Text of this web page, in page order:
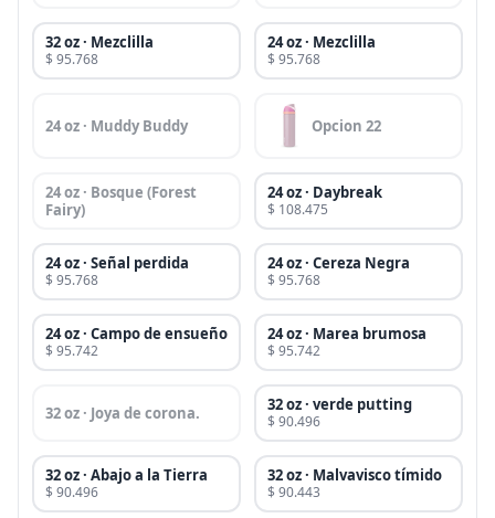
32 oz · Mezclilla
$ 95.768
24 oz · Mezclilla
$ 95.768
24 oz · Muddy Buddy Opcion 22
24 oz · Bosque (Forest
Fairy)
24 oz · Daybreak
$ 108.475
24 oz · Señal perdida
$ 95.768
24 oz · Cereza Negra
$ 95.768
24 oz · Campo de ensueño
$ 95.742
24 oz · Marea brumosa
$ 95.742
32 oz · Joya de corona. 32 oz · verde putting
$ 90.496
32 oz · Abajo a la Tierra
$ 90.496
32 oz · Malvavisco tímido
$ 90.443